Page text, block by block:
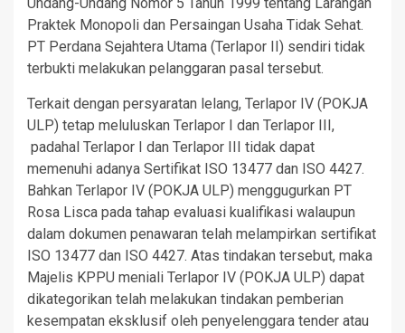
Undang-Undang Nomor 5 Tahun 1999 tentang Larangan
Praktek Monopoli dan Persaingan Usaha Tidak Sehat.
PT Perdana Sejahtera Utama (Terlapor II) sendiri tidak
terbukti melakukan pelanggaran pasal tersebut.
Terkait dengan persyaratan lelang, Terlapor IV (POKJA
ULP) tetap meluluskan Terlapor I dan Terlapor III,
padahal Terlapor I dan Terlapor III tidak dapat
memenuhi adanya Sertifikat ISO 13477 dan ISO 4427.
Bahkan Terlapor IV (POKJA ULP) menggugurkan PT
Rosa Lisca pada tahap evaluasi kualifikasi walaupun
dalam dokumen penawaran telah melampirkan sertifikat
ISO 13477 dan ISO 4427. Atas tindakan tersebut, maka
Majelis KPPU meniali Terlapor IV (POKJA ULP) dapat
dikategorikan telah melakukan tindakan pemberian
kesempatan eksklusif oleh penyelenggara tender atau